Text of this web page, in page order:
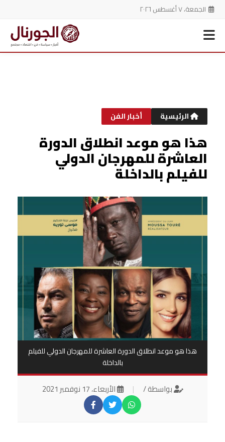
الجمعة، ٧ أغسطس ٢٠٢٦
الرئيسية أخبار الفن
هذا هو موعد انطلاق الدورة
العاشرة للمهرجان الدولي
للفيلم بالداخلة
هذا هو موعد انطلاق الدورة العاشرة للمهرجان الدولي للفيلم
بالداخلة
بواسطة / | الأربعاء، 17 نوفمبر 2021